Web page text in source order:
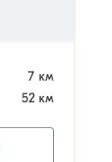
7 км
52 км